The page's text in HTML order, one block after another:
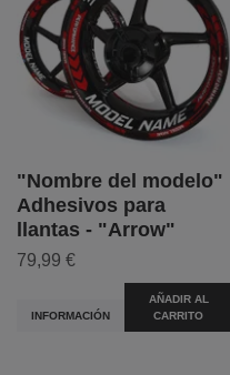
"Nombre del modelo"
Adhesivos para
llantas - "Arrow"
79,99 €
INFORMACIÓN
AÑADIR AL
CARRITO